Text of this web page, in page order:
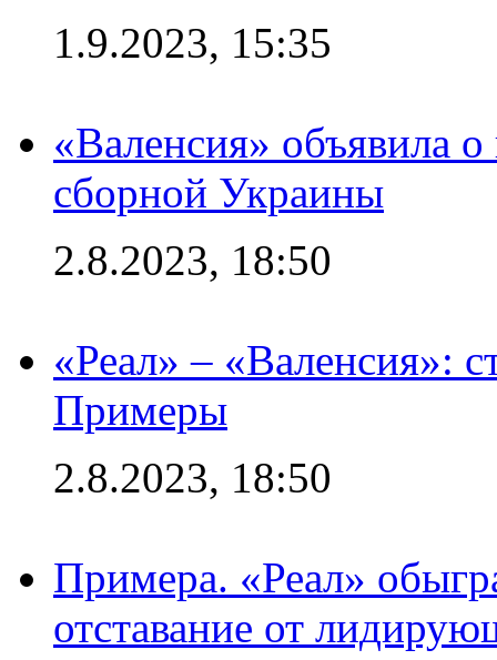
1.9.2023, 15:35
«Валенсия» объявила
сборной Украины
2.8.2023, 18:50
«Реал» – «Валенсия»:
Примеры
2.8.2023, 18:50
Примера. «Реал»
отставание от